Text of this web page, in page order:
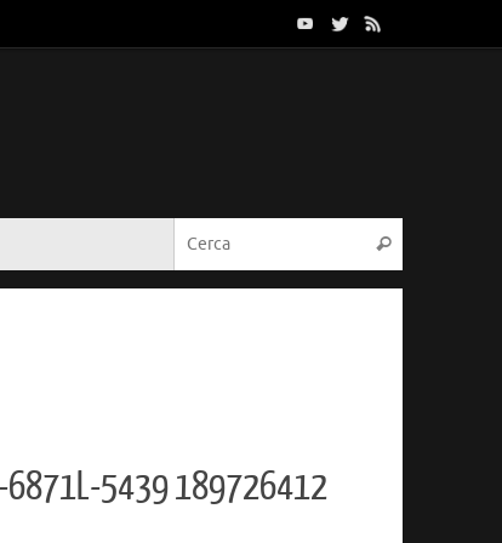
Cerca
6871L-5439 189726412